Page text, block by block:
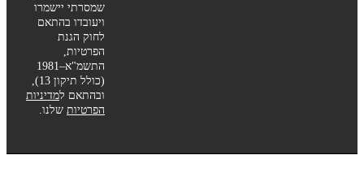
שמסרתי יישמרו
ויעובדו בהתאם
לחוק הגנת
הפרטיות,
התשמ"א–1981
(כולל תיקון 13),
ובהתאם למדיניות
הפרטיות שלנו.